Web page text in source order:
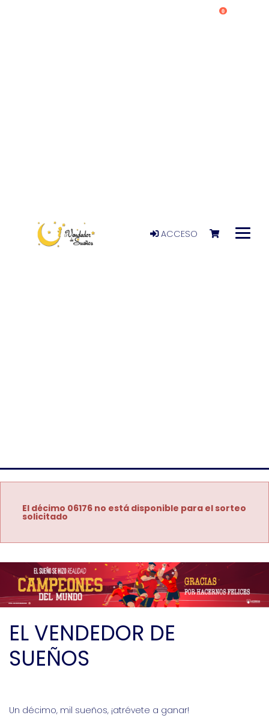
ACCESO
0
El décimo 06176 no está disponible para el sorteo
solicitado
EL VENDEDOR DE
SUEÑOS
Un décimo, mil sueños, ¡atrévete a ganar!